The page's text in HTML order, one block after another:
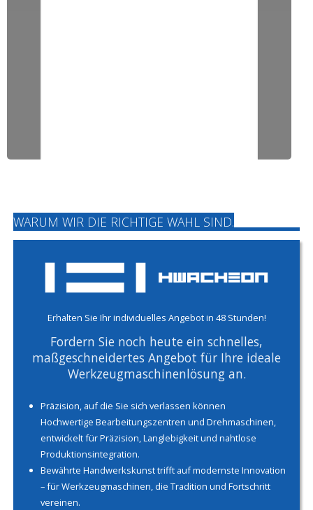
WARUM WIR DIE RICHTIGE WAHL SIND.
Erhalten Sie Ihr individuelles Angebot in 48 Stunden!
Fordern Sie noch heute ein schnelles,
maßgeschneidertes Angebot für Ihre ideale
Werkzeugmaschinenlösung an.
Präzision, auf die Sie sich verlassen können
Hochwertige Bearbeitungszentren und Drehmaschinen,
entwickelt für Präzision, Langlebigkeit und nahtlose
Produktionsintegration.
Bewährte Handwerkskunst trifft auf modernste Innovation
– für Werkzeugmaschinen, die Tradition und Fortschritt
vereinen.